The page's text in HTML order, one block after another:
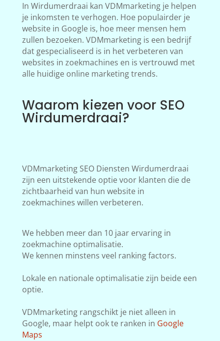
In Wirdumerdraai kan VDMmarketing je helpen
je inkomsten te verhogen. Hoe populairder je
website in Google is, hoe meer mensen hem
zullen bezoeken. VDMmarketing is een bedrijf
dat gespecialiseerd is in het verbeteren van
websites in zoekmachines en is vertrouwd met
alle huidige online marketing trends.
Waarom kiezen voor SEO
Wirdumerdraai?
VDMmarketing SEO Diensten Wirdumerdraai
zijn een uitstekende optie voor klanten die de
zichtbaarheid van hun website in
zoekmachines willen verbeteren.
We hebben meer dan 10 jaar ervaring in
zoekmachine optimalisatie.
We kennen minstens veel ranking factors.
Lokale en nationale optimalisatie zijn beide een
optie.
VDMmarketing rangschikt je niet alleen in
Google, maar helpt ook te ranken in Google
Maps